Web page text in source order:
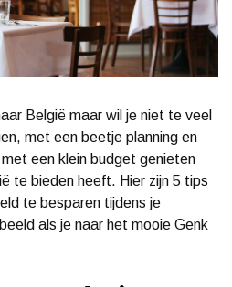
België maar wil je niet te veel
met een beetje planning en
een klein budget genieten
te bieden heeft. Hier zijn 5 tips
te besparen tijdens je
als je naar het mooie Genk